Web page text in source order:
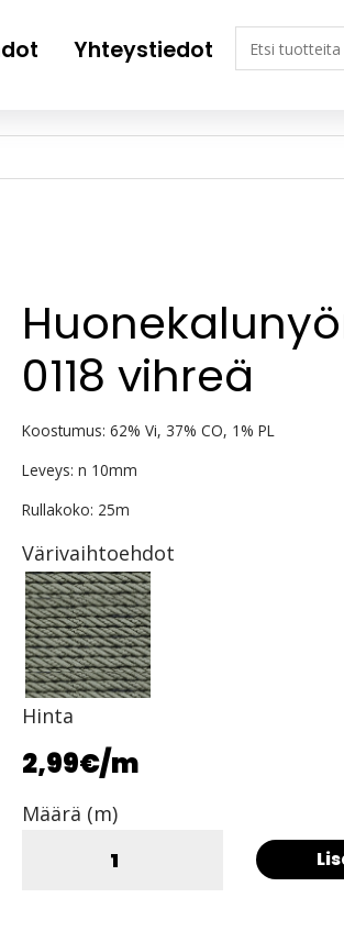
Yhteystiedot
0118 vihreä
Koostumus: 62% Vi, 37% CO, 1% PL
Leveys: n 10mm
Rullakoko: 25m
Värivaihtoehdot
Hinta
2,99€/m
Määrä (m)